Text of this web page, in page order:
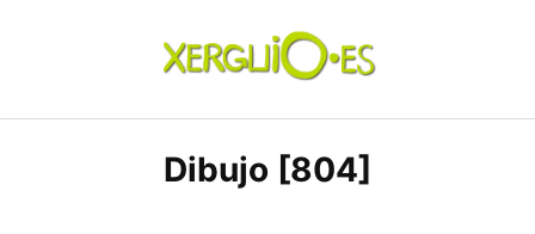
xerguio.ES | ilustración
Dibujo [804]